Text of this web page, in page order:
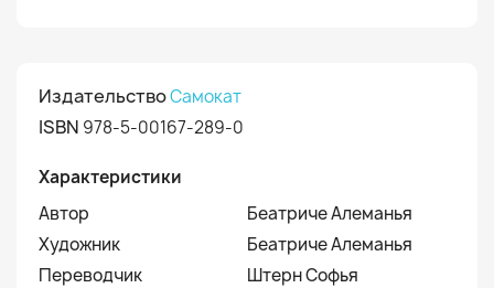
ИздательствоСамокат
ISBN 978-5-00167-289-0
Характеристики
Автор
Беатриче Алеманья
Художник
Беатриче Алеманья
Переводчик
Штерн Софья